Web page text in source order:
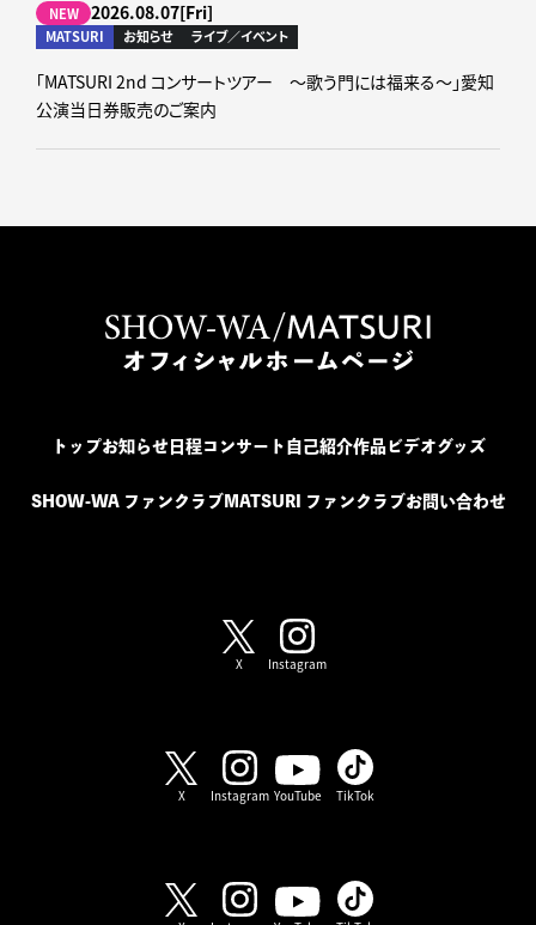
NEW 2026.08.07[Fri]
MATSURI お知らせ ライブ／イベント
「MATSURI 2nd コンサートツアー ～歌う門には福来る～」愛知
公演当日券販売のご案内
トップお知らせ日程コンサート 自己紹介作品ビデオグッズ
SHOW-WA ファンクラブ MATSURI ファンクラブ お問い合わせ
X Instagram
X Instagram YouTube TikTok